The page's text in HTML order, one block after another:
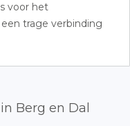
voor het
trage verbinding
Berg en Dal